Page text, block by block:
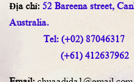
Địa chỉ: 52 Bareena street,
Australia.
Tel: (+02) 87046317
(+61) 412637962